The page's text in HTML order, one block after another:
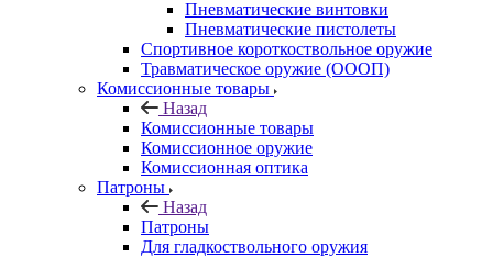
Пневматические винтовки
Пневматические пистолеты
Спортивное короткоствольное оружие
Травматическое оружие (ОООП)
Комиссионные товары
Назад
Комиссионные товары
Комиссионное оружие
Комиссионная оптика
Патроны
Назад
Патроны
Для гладкоствольного оружия